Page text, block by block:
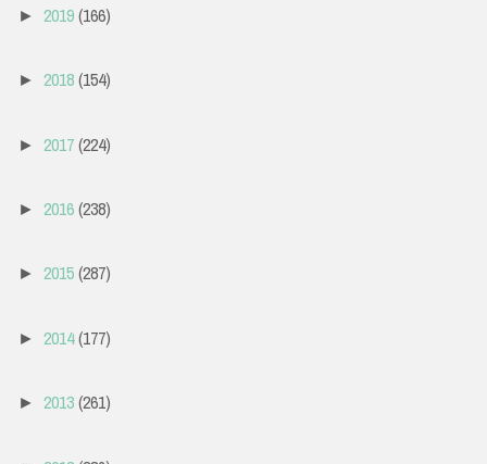
► 2019(166)
► 2018(154)
► 2017(224)
► 2016(238)
► 2015(287)
► 2014(177)
► 2013(261)